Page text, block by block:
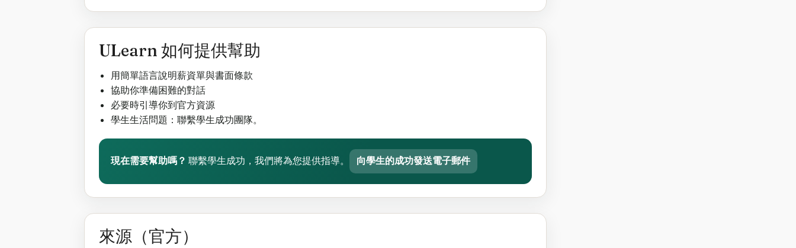
ULearn 如何提供幫助
用簡單語言說明薪資單與書面條款
協助你準備困難的對話
必要時引導你到官方資源
學生生活問題：聯繫學生成功團隊。
現在需要幫助嗎？ 聯繫學生成功，我們將為您提供指導。 向學生的成功發送電子郵件
來源（官方）